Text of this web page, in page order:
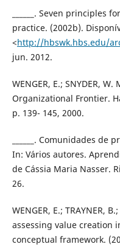
______. Seven
practice. (2002b).
<http://hbswk.hbs.edu/
jun. 2012.
WENGER, E.; SNYDER,
Organizational Frontier.
p. 139- 145, 2000.
______. Comunidades
In: Vários autores.
de Cássia Maria Nasser.
26.
WENGER, E.; TRAYNER,
assessing value creation
conceptual framework.